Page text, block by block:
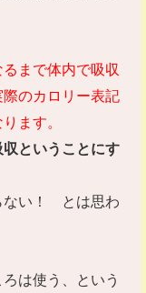
まで体内で吸収
のカロリー表記
ます。
ということにす
ない！ とは思わ
は使う、という